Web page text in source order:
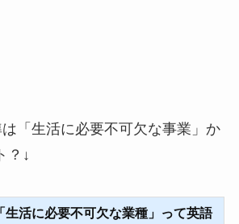
「生活に必要不可欠な事業」か
？↓
「生活に必要不可欠な業種」って英語